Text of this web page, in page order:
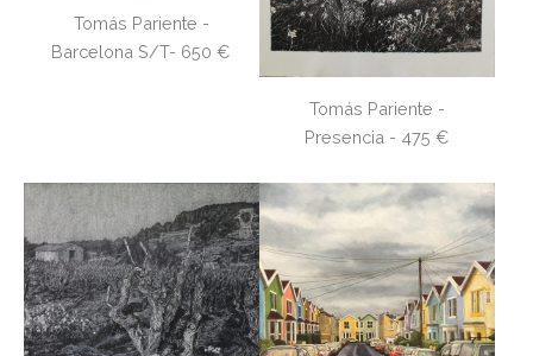
Tomás Pariente -
Barcelona S/T- 650 €
Tomás Pariente -
Presencia - 475 €